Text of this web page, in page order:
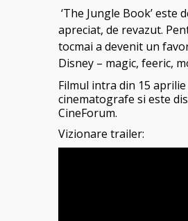
‘The Jungle Book’ este
apreciat, de revazut.
tocmai a devenit un
Disney – magic, feeric,
Filmul intra din 15
cinematografe si este
CineForum.
Vizionare trailer: